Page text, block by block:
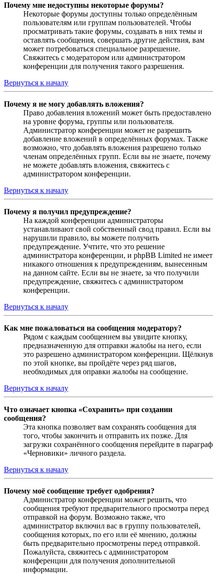
Почему мне недоступны некоторые форумы?
Некоторые форумы доступны только определённым
пользователям или группам пользователей. Чтобы
просматривать такие форумы, создавать в них темы и
оставлять сообщения, совершать другие действия, вам
может потребоваться специальное разрешение.
Свяжитесь с модератором или администратором
конференции для получения такого разрешения.
Вернуться к началу
Почему я не могу добавлять вложения?
Право добавления вложений может быть предоставлено
на уровне форума, группы или пользователя.
Администратор конференции может не разрешить
добавление вложений в определённых форумах. Также
возможно, что добавлять вложения разрешено только
членам определённых групп. Если вы не знаете, почему
не можете добавлять вложения, свяжитесь с
администратором конференции.
Вернуться к началу
Почему я получил предупреждение?
На каждой конференции администраторы
устанавливают свой собственный свод правил. Если вы
нарушили правило, вы можете получить
предупреждение. Учтите, что это решение
администратора конференции, и phpBB Limited не имеет
никакого отношения к предупреждениям, вынесенным
на данном сайте. Если вы не знаете, за что получили
предупреждение, свяжитесь с администратором
конференции.
Вернуться к началу
Как мне пожаловаться на сообщения модератору?
Рядом с каждым сообщением вы увидите кнопку,
предназначенную для отправки жалобы на него, если
это разрешено администратором конференции. Щёлкнув
по этой кнопке, вы пройдёте через ряд шагов,
необходимых для оправки жалобы на сообщение.
Вернуться к началу
Что означает кнопка «Сохранить» при создании
сообщения?
Эта кнопка позволяет вам сохранять сообщения для
того, чтобы закончить и отправить их позже. Для
загрузки сохранённого сообщения перейдите в параграф
«Черновики» личного раздела.
Вернуться к началу
Почему моё сообщение требует одобрения?
Администратор конференции может решить, что
сообщения требуют предварительного просмотра перед
отправкой на форум. Возможно также, что
администратор включил вас в группу пользователей,
сообщения которых, по его или её мнению, должны
быть предварительно просмотрены перед отправкой.
Пожалуйста, свяжитесь с администратором
конференции для получения дополнительной
информации.